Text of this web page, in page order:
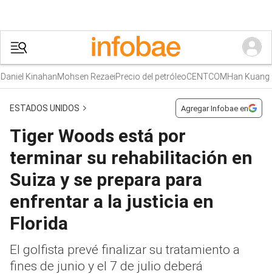
KinahanMohsen RezaeiPrecio del petróleoCENTCOMHan Kuang
ESTADOS UNIDOS Agregar Infobae en
Tiger Woods está por
terminar su rehabilitación en
Suiza y se prepara para
enfrentar a la justicia en
Florida
El golfista prevé finalizar su tratamiento a
fines de junio y el 7 de julio deberá